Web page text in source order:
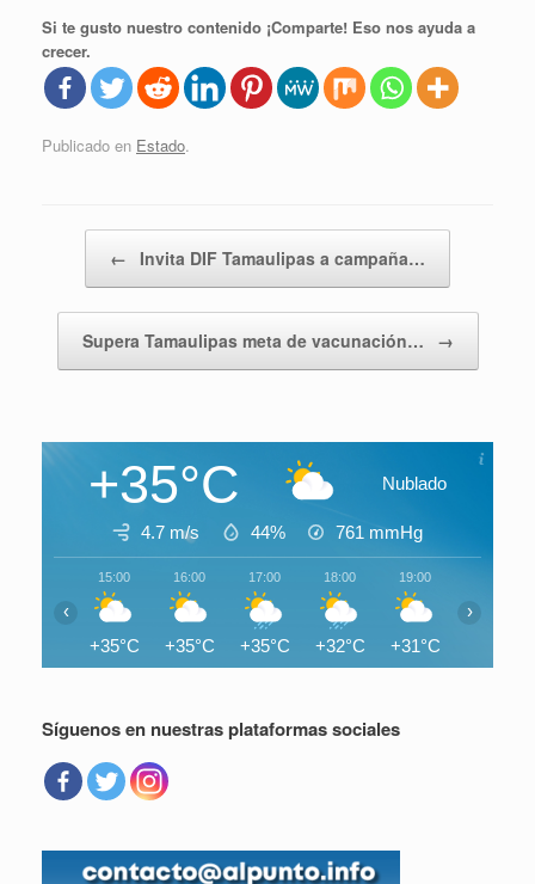
Si te gusto nuestro contenido ¡Comparte! Eso nos ayuda a
crecer.
Publicado en Estado.
← Invita DIF Tamaulipas a campaña…
Supera Tamaulipas meta de vacunación… →
+35°C Nublado
4.7 m/s 44% 761 mmHg
15:00
+35°C
16:00
+35°C
17:00
+35°C
18:00
+32°C
19:00
+31°C
‹ ›
Síguenos en nuestras plataformas sociales